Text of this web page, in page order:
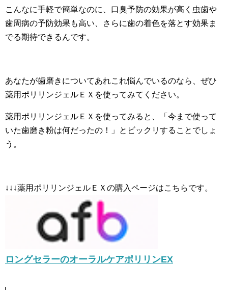
こんなに手軽で簡単なのに、口臭予防の効果が高く虫歯や
歯周病の予防効果も高い、さらに歯の着色を落とす効果ま
でる期待できるんです。
あなたが歯磨きについてあれこれ悩んでいるのなら、ぜひ
薬用ポリリンジェルＥＸを使ってみてください。
薬用ポリリンジェルＥＸを使ってみると、「今まで使って
いた歯磨き粉は何だったの！」とビックリすることでしょ
う。
↓↓↓薬用ポリリンジェルＥＸの購入ページはこちらです。
ロングセラーのオーラルケアポリリンEX